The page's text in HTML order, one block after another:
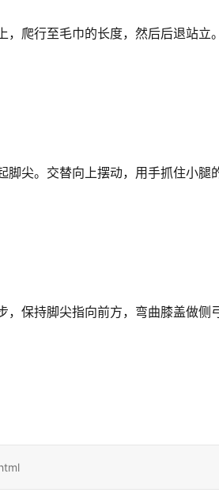
，爬行至毛巾的长度，然后后退站立
脚尖。交替向上摆动，用手抓住小腿
，保持脚尖指向前方，弯曲膝盖做侧